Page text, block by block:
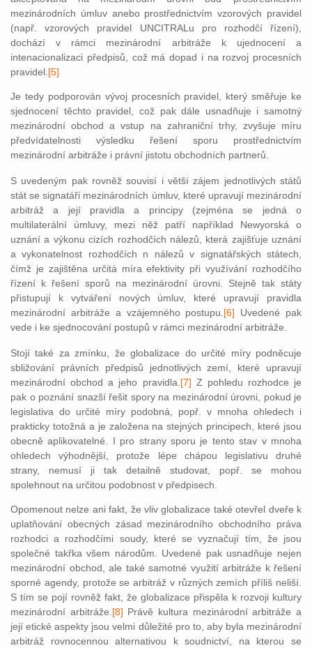
mezinárodních úmluv anebo prostřednictvím vzorových pravidel
(např. vzorových pravidel UNCITRALu pro rozhodčí řízení),
dochází v rámci mezinárodní arbitráže k ujednocení a
intenacionalizaci předpisů, což má dopad i na rozvoj procesních
pravidel. [5]
Je tedy podporován vývoj procesních pravidel, který směřuje ke
sjednocení těchto pravidel, což pak dále usnadňuje i samotný
mezinárodní obchod a vstup na zahraniční trhy, zvyšuje míru
předvídatelnosti výsledku řešení sporu prostřednictvím
mezinárodní arbitráže i právní jistotu obchodních partnerů.
S uvedeným pak rovněž souvisí i větší zájem jednotlivých států
stát se signatáři mezinárodních úmluv, které upravují mezinárodní
arbitráž a její pravidla a principy (zejména se jedná o
multilaterální úmluvy, mezi něž patří například Newyorská o
uznání a výkonu cizích rozhodčích nálezů, která zajišťuje uznání
a vykonatelnost rozhodčích n nálezů v signatářských státech,
čímž je zajištěna určitá míra efektivity při využívání rozhodčího
řízení k řešení sporů na mezinárodní úrovni. Stejně tak státy
přistupují k vytváření nových úmluv, které upravují pravidla
mezinárodní arbitráže a vzájemného postupu. [6] Uvedené pak
vede i ke sjednocování postupů v rámci mezinárodní arbitráže.
Stojí také za zmínku, že globalizace do určité míry podněcuje
sbližování právních předpisů jednotlivých zemí, které upravují
mezinárodní obchod a jeho pravidla. [7] Z pohledu rozhodce je
pak o poznání snazší řešit spory na mezinárodní úrovni, pokud je
legislativa do určité míry podobná, popř. v mnoha ohledech i
prakticky totožná a je založena na stejných principech, které jsou
obecně aplikovatelné. I pro strany sporu je tento stav v mnoha
ohledech výhodnější, protože lépe chápou legislativu druhé
strany, nemusí ji tak detailně studovat, popř. se mohou
spolehnout na určitou podobnost v předpisech.
Opomenout nelze ani fakt, že vliv globalizace také otevřel dveře k
uplatňování obecných zásad mezinárodního obchodního práva
rozhodci a rozhodčími soudy, které se vyznačují tím, že jsou
společné takřka všem národům. Uvedené pak usnadňuje nejen
mezinárodní obchod, ale také samotné využití arbitráže k řešení
sporné agendy, protože se arbitráž v různých zemích příliš neliší.
S tím se pojí rovněž fakt, že globalizace přispěla k rozvoji kultury
mezinárodní arbitráže. [8] Právě kultura mezinárodní arbitráže a
její etické aspekty jsou velmi důležité pro to, aby byla mezinárodní
arbitráž rovnocennou alternativou k soudnictví, na kterou se